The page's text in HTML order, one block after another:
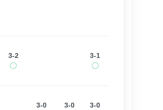
3-2
◯
3-1
◯
3-0
3-0
3-0